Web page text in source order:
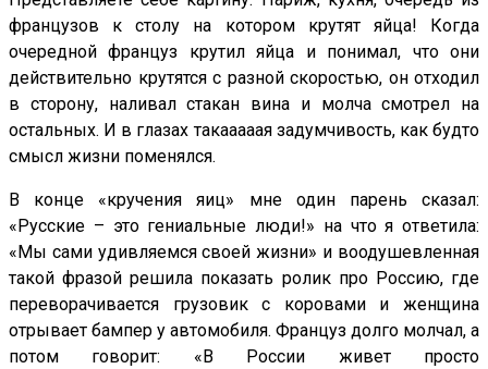
французов к столу на котором крутят яйца! Когда
очередной француз крутил яйца и понимал, что они
действительно крутятся с разной скоростью, он отходил
в сторону, наливал стакан вина и молча смотрел на
остальных. И в глазах такааааая задумчивость, как будто
смысл жизни поменялся.
В конце «кручения яиц» мне один парень сказал:
«Русские – это гениальные люди!» на что я ответила:
«Мы сами удивляемся своей жизни» и воодушевленная
такой фразой решила показать ролик про Россию, где
переворачивается грузовик с коровами и женщина
отрывает бампер у автомобиля. Француз долго молчал, а
потом говорит: «В России живет просто